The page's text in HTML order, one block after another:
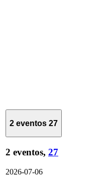
2 eventos 27
2 eventos, 27
2026-07-06